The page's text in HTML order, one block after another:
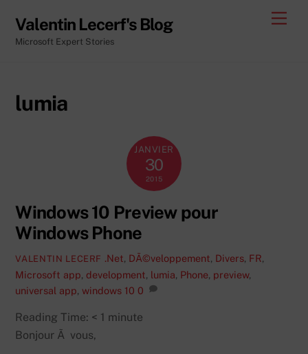
content
Valentin Lecerf's Blog
Microsoft Expert Stories
lumia
JANVIER
30
2015
Windows 10 Preview pour
Windows Phone
VALENTIN LECERF .Net, DÃ©veloppement, Divers, FR,
Microsoft app, development, lumia, Phone, preview,
universal app, windows 10 0
Reading Time: < 1 minute
Bonjour Ã vous,